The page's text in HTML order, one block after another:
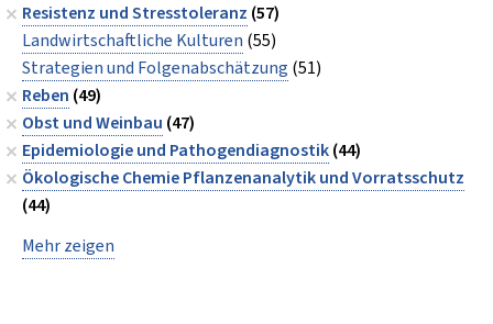
Resistenz und Stresstoleranz (57)
Landwirtschaftliche Kulturen (55)
Strategien und Folgenabschätzung (51)
Reben (49)
Obst und Weinbau (47)
Epidemiologie und Pathogendiagnostik(44)
Ökologische Chemie Pflanzenanalytik und Vorratsschutz
(44)
Mehr zeigen